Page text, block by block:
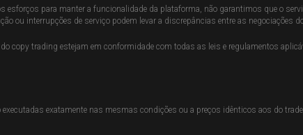
para manter a funcionalidade da plataforma, não garantimos que o
ou interrupções de serviço podem levar a discrepâncias entre as negociações
copy trading estejam em conformidade com todas as leis e regulamentos
exatamente nas mesmas condições ou a preços idênticos aos do